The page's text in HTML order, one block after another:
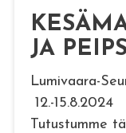
JA
Lumivaara-
12.-15.8.2024
Tutustumme